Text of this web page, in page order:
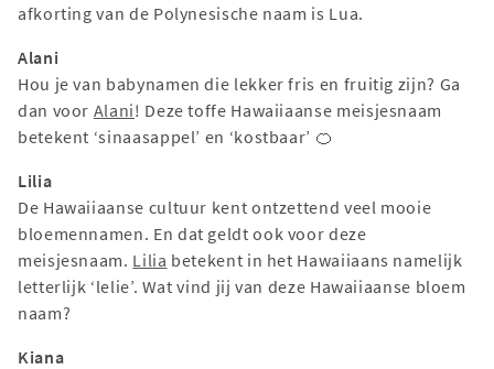
afkorting van de Polynesische naam is Lua.
Alani
Hou je van babynamen die lekker fris en fruitig zijn? Ga
dan voor Alani! Deze toffe Hawaiiaanse meisjesnaam
betekent ‘sinaasappel’ en ‘kostbaar’ 🍊
Lilia
De Hawaiiaanse cultuur kent ontzettend veel mooie
bloemennamen. En dat geldt ook voor deze
meisjesnaam. Lilia betekent in het Hawaiiaans namelijk
letterlijk ‘lelie’. Wat vind jij van deze Hawaiiaanse bloem
naam?
Kiana